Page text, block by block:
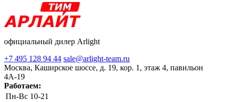
официальный дилер Arlight
+7 495 128 94 44 sale@arlight-team.ru
Москва, Каширское шоссе, д. 19, кор. 1, этаж 4, павильон
4А-19
Работаем:
Пн-Вс 10-21